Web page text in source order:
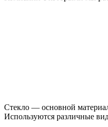
Стекло — основной
Используются различные